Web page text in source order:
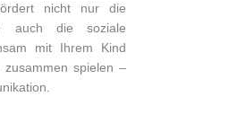
nicht nur die
auch die soziale
mit Ihrem Kind
spielen –